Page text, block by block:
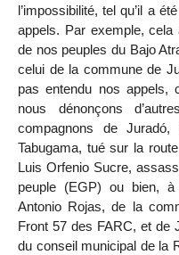
l’impossibilité, tel qu’il a
appels. Par exemple, cela
de nos peuples du Bajo
celui de la commune de
pas entendu nos appels,
nous dénonçons
compagnons de
Tabugama, tué sur la
Luis Orfenio Sucre,
peuple (EGP) ou bien,
Antonio Rojas, de la
Front 57 des FARC, et de
du conseil municipal de la